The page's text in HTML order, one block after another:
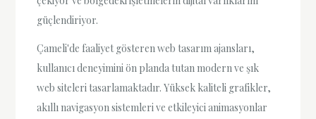
güçlendiriyor.
Çameli'de faaliyet gösteren web tasarım ajansları,
kullanıcı deneyimini ön planda tutan modern ve şık
web siteleri tasarlamaktadır. Yüksek kaliteli grafikler,
akıllı navigasyon sistemleri ve etkileyici animasyonlar